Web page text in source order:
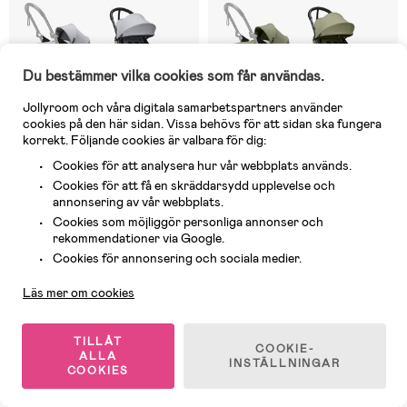
2 Kvar
Stokke YOYO 3 Sittvagn inkl.
Newborn Pack, Stone/Black
5 348 kr
Tid. pris: 6 014 kr
(0)
Stokke YOYO 3 Sittvagn inkl.
Newborn Pack, Olive/Black
Fri frakt
Du bestämmer vilka cookies som får användas.
Jollyroom och våra digitala samarbetspartners använder
cookies på den här sidan. Vissa behövs för att sidan ska fungera
korrekt. Följande cookies är valbara för dig:
Cookies för att analysera hur vår webbplats används.
Cookies för att få en skräddarsydd upplevelse och
annonsering av vår webbplats.
Cookies som möjliggör personliga annonser och
rekommendationer via Google.
Cookies för annonsering och sociala medier.
Läs mer om cookies
TILLÅT
ALLA
COOKIES
COOKIE-
INSTÄLLNINGAR